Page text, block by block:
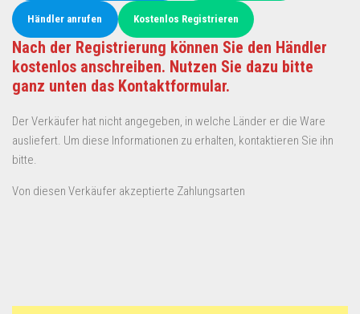
Händler anrufen Kostenlos Registrieren
Nach der Registrierung können Sie den Händler
kostenlos anschreiben. Nutzen Sie dazu bitte
ganz unten das Kontaktformular.
Der Verkäufer hat nicht angegeben, in welche Länder er die Ware
ausliefert. Um diese Informationen zu erhalten, kontaktieren Sie ihn
bitte.
Von diesen Verkäufer akzeptierte Zahlungsarten